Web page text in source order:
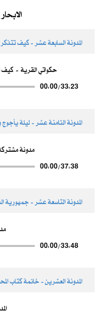
المدونة السابعة عشر - كيف تتذكر
كيف حكواتي القرية
00:00/33:23
المدونة الثامنة عشر - ​ليلة يأجوج و
مدونة
00:00/37:38
المدونة التاسعة عشر - ​جمهورية
00:00/33:48
المدونة العشرين - خاتمة كتاب